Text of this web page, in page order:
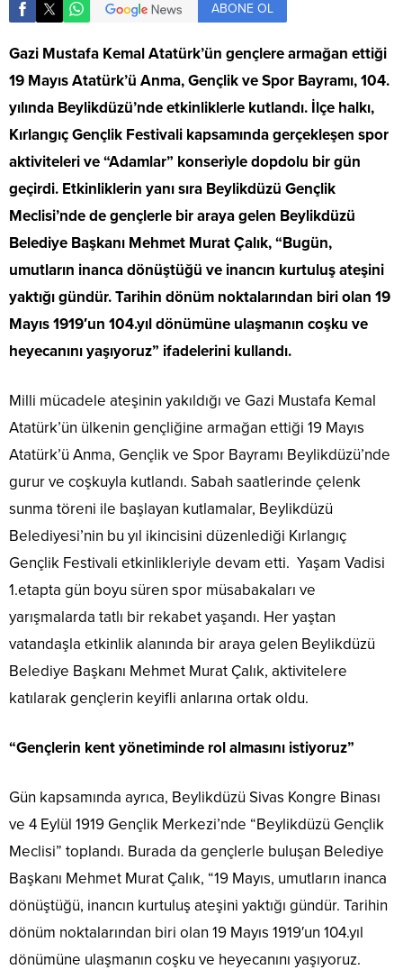
ABONE OL
Gazi Mustafa Kemal Atatürk’ün gençlere armağan ettiği
19 Mayıs Atatürk’ü Anma, Gençlik ve Spor Bayramı, 104.
yılında Beylikdüzü’nde etkinliklerle kutlandı. İlçe halkı,
Kırlangıç Gençlik Festivali kapsamında gerçekleşen spor
aktiviteleri ve “Adamlar” konseriyle dopdolu bir gün
geçirdi. Etkinliklerin yanı sıra Beylikdüzü Gençlik
Meclisi’nde de gençlerle bir araya gelen Beylikdüzü
Belediye Başkanı Mehmet Murat Çalık, “Bugün,
umutların inanca dönüştüğü ve inancın kurtuluş ateşini
yaktığı gündür. Tarihin dönüm noktalarından biri olan 19
Mayıs 1919′un 104.yıl dönümüne ulaşmanın coşku ve
heyecanını yaşıyoruz” ifadelerini kullandı.
Milli mücadele ateşinin yakıldığı ve Gazi Mustafa Kemal
Atatürk’ün ülkenin gençliğine armağan ettiği 19 Mayıs
Atatürk’ü Anma, Gençlik ve Spor Bayramı Beylikdüzü’nde
gurur ve coşkuyla kutlandı. Sabah saatlerinde çelenk
sunma töreni ile başlayan kutlamalar, Beylikdüzü
Belediyesi’nin bu yıl ikincisini düzenlediği Kırlangıç
Gençlik Festivali etkinlikleriyle devam etti. Yaşam Vadisi
1.etapta gün boyu süren spor müsabakaları ve
yarışmalarda tatlı bir rekabet yaşandı. Her yaştan
vatandaşla etkinlik alanında bir araya gelen Beylikdüzü
Belediye Başkanı Mehmet Murat Çalık, aktivitelere
katılarak gençlerin keyifli anlarına ortak oldu.
“Gençlerin kent yönetiminde rol almasını istiyoruz”
Gün kapsamında ayrıca, Beylikdüzü Sivas Kongre Binası
ve 4 Eylül 1919 Gençlik Merkezi’nde “Beylikdüzü Gençlik
Meclisi” toplandı. Burada da gençlerle buluşan Belediye
Başkanı Mehmet Murat Çalık, “19 Mayıs, umutların inanca
dönüştüğü, inancın kurtuluş ateşini yaktığı gündür. Tarihin
dönüm noktalarından biri olan 19 Mayıs 1919′un 104.yıl
dönümüne ulaşmanın coşku ve heyecanını yaşıyoruz.